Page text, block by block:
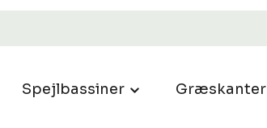
Spejlbassiner Græskanter